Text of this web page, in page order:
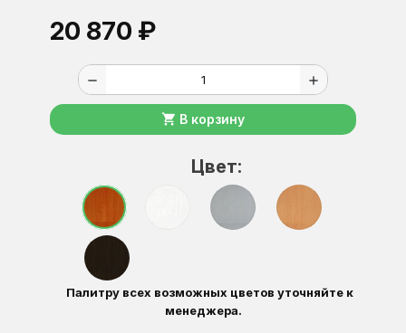
20 870 ₽
remove add
shopping_cart В корзину
Цвет:
Палитру всех возможных цветов уточняйте к
менеджера.